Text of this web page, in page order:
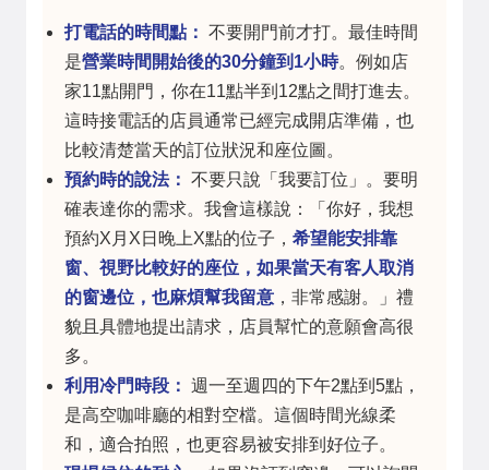
打電話的時間點： 不要開門前才打。最佳時間
是營業時間開始後的30分鐘到1小時。例如店
家11點開門，你在11點半到12點之間打進去。
這時接電話的店員通常已經完成開店準備，也
比較清楚當天的訂位狀況和座位圖。
預約時的說法： 不要只說「我要訂位」。要明
確表達你的需求。我會這樣說：「你好，我想
預約X月X日晚上X點的位子， 希望能安排靠
窗、視野比較好的座位，如果當天有客人取消
的窗邊位，也麻煩幫我留意 ，非常感謝。」禮
貌且具體地提出請求，店員幫忙的意願會高很
多。
利用冷門時段： 週一至週四的下午2點到5點，
是高空咖啡廳的相對空檔。這個時間光線柔
和，適合拍照，也更容易被安排到好位子。